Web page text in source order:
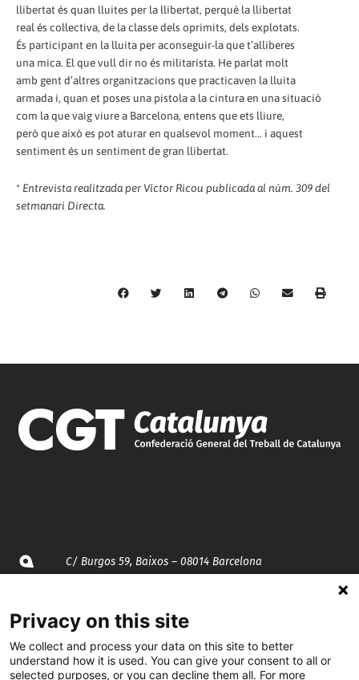
llibertat és quan lluites per la llibertat, perquè la llibertat
real és col·lectiva, de la classe dels oprimits, dels explotats.
És participant en la lluita per aconseguir-la que t’alliberes
una mica. El que vull dir no és militarista. He parlat molt
amb gent d’altres organitzacions que practicaven la lluita
armada i, quan et poses una pistola a la cintura en una situació
com la que vaig viure a Barcelona, entens que ets lliure,
però que això es pot aturar en qualsevol moment... i aquest
sentiment és un sentiment de gran llibertat.
* Entrevista realitzada per Víctor Ricou publicada al núm. 309 del
setmanari Directa.
C/ Burgos 59, Baixos – 08014 Barcelona
935 120 481
Privacy on this site
We collect and process your data on this site to better
understand how it is used. You can give your consent to all or
selected purposes, or you can decline them all. For more